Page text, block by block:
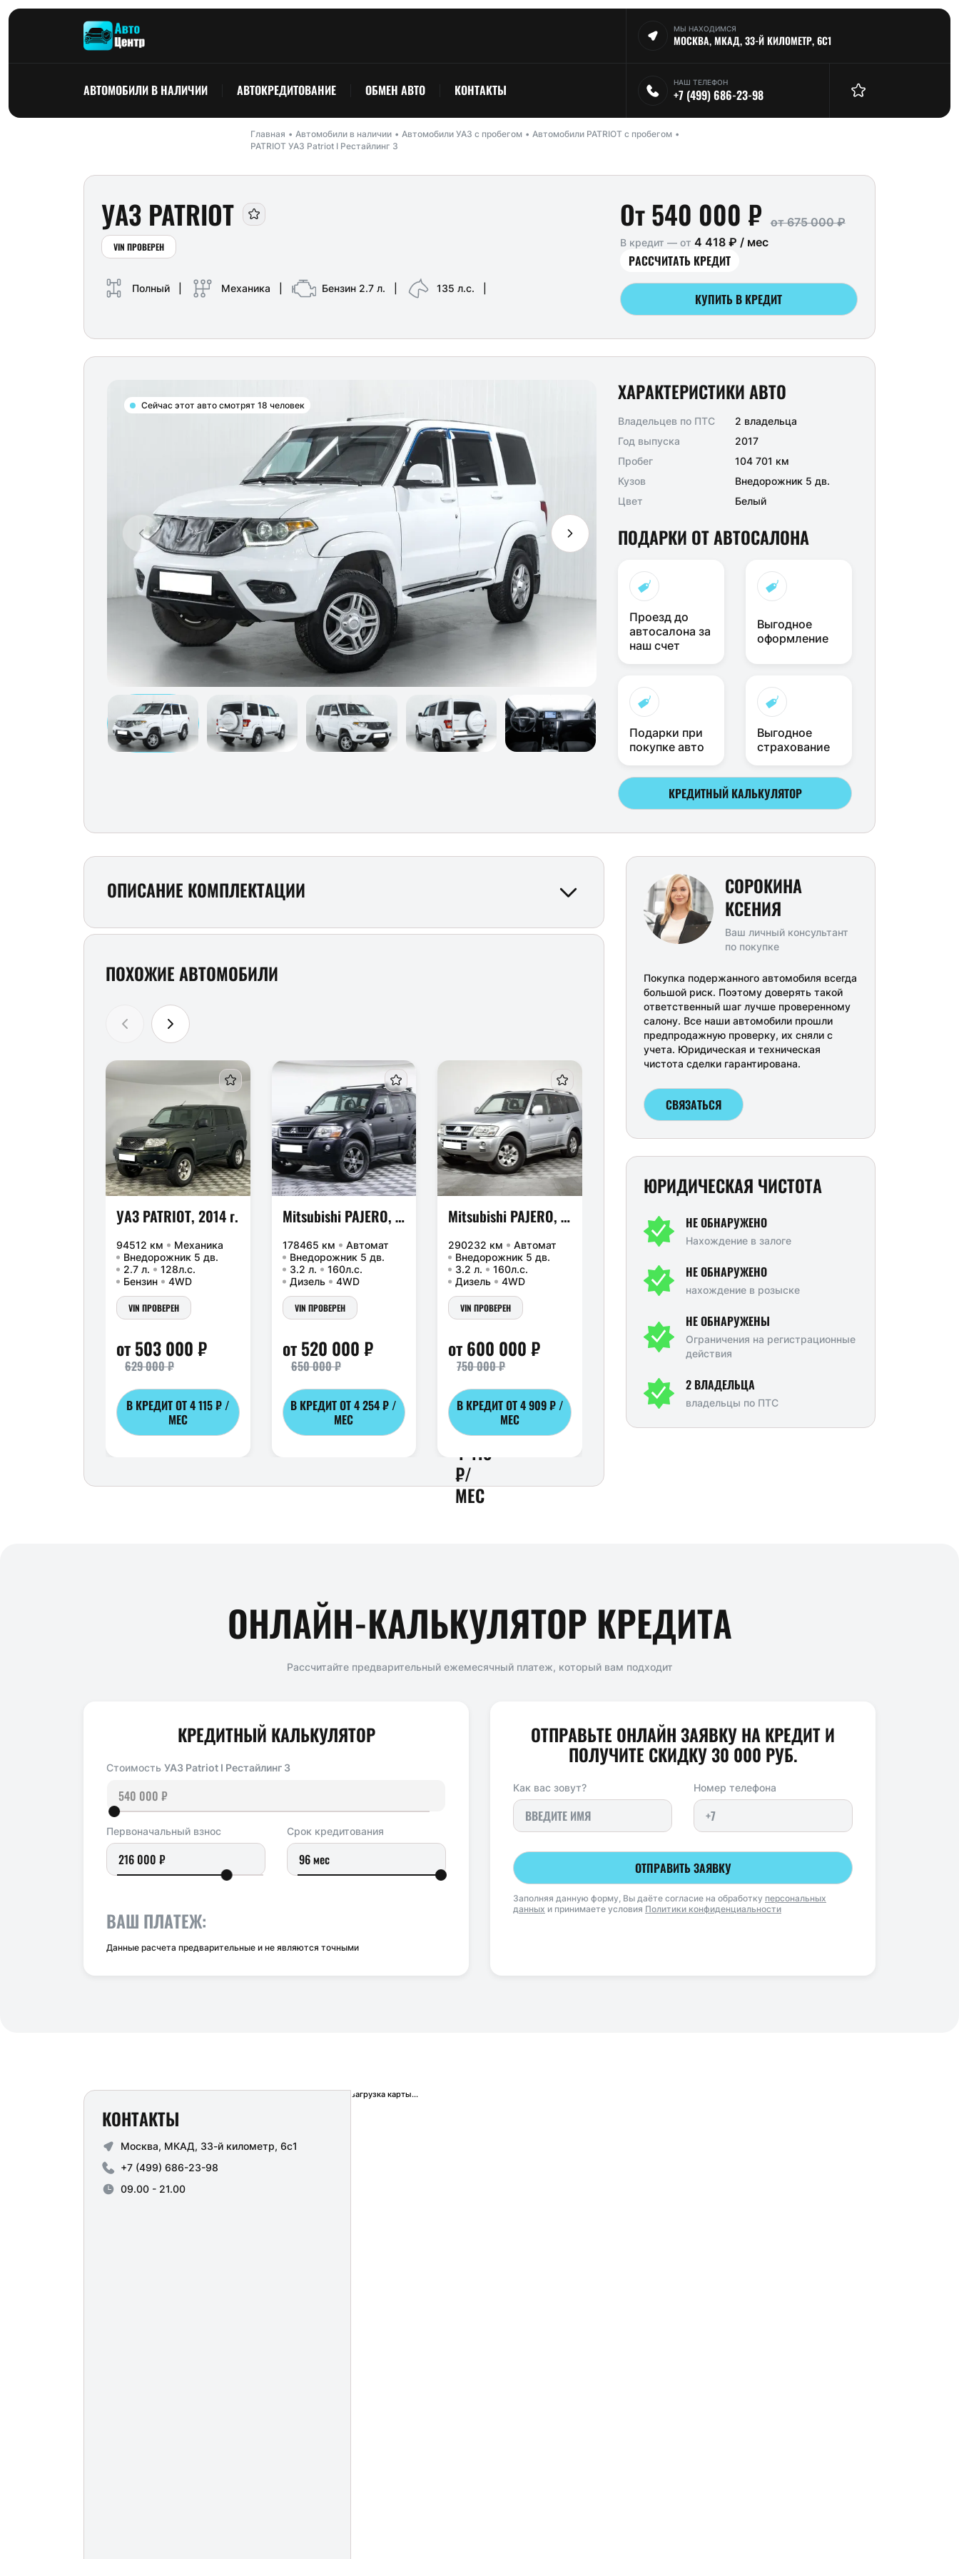
МЫ НАХОДИМСЯ
МОСКВА, МКАД, 33-Й КИЛОМЕТР, 6С1
АВТОМОБИЛИ В НАЛИЧИИ АВТОКРЕДИТОВАНИЕ ОБМЕН АВТО КОНТАКТЫ НАШ ТЕЛЕФОН
+7 (499) 686-23-98
Главная Автомобили в наличии Автомобили УАЗ с пробегом
Автомобили PATRIOT с пробегом
PATRIOT УАЗ Patriot I Рестайлинг 3
УАЗ PATRIOT
VIN ПРОВЕРЕН
Полный Механика Бензин 2.7 л. 135 л.с.
От 540 000 ₽ от 675 000 ₽
В кредит — от 4 418 ₽ / мес
РАССЧИТАТЬ КРЕДИТ
КУПИТЬ В КРЕДИТ
Сейчас этот авто смотрят 18 человек
ХАРАКТЕРИСТИКИ АВТО
Владельцев по ПТС
2 владельца
Год выпуска
2017
Пробег
104 701 км
Кузов
Внедорожник 5 дв.
Цвет
Белый
ПОДАРКИ ОТ АВТОСАЛОНА
Проезд до
автосалона за
наш счет
Выгодное
оформление
Подарки при
покупке авто
Выгодное
страхование
КРЕДИТНЫЙ КАЛЬКУЛЯТОР
ОПИСАНИЕ КОМПЛЕКТАЦИИ
ПОХОЖИЕ АВТОМОБИЛИ
УАЗ PATRIOT, 2014 г.
94512 км
Механика
Внедорожник 5 дв.
2.7 л.
128л.с.
Бензин
4WD
VIN ПРОВЕРЕН
от 503 000 ₽
629 000 ₽
В КРЕДИТ ОТ4 115 ₽ /
МЕС
Mitsubishi PAJERO, 2005 г.
178465 км
Автомат
Внедорожник 5 дв.
3.2 л.
160л.с.
Дизель
4WD
VIN ПРОВЕРЕН
от 520 000 ₽
650 000 ₽
В КРЕДИТ ОТ4 254 ₽ /
МЕС
Mitsubishi PAJERO, 2005 г.
290232 км
Автомат
Внедорожник 5 дв.
3.2 л.
160л.с.
Дизель
4WD
VIN ПРОВЕРЕН
от 600 000 ₽
750 000 ₽
В КРЕДИТ ОТ4 909 ₽ /
МЕС
Great Wall Hover H5, 2013 г.
150000 км
Механика
2.0 л.
127л.с.
Бензин
4WD
от 592 000 ₽
В КРЕДИТ ОТ 4 843 ₽ /
176352 км
от 600 000 ₽
СОРОКИНА
КСЕНИЯ
Ваш личный консультант
по покупке
Покупка подержанного автомобиля всегда
большой риск. Поэтому доверять такой
ответственный шаг лучше проверенному
салону. Все наши автомобили прошли
предпродажную проверку, их сняли с
учета. Юридическая и техническая
чистота сделки гарантирована.
СВЯЗАТЬСЯ
ЮРИДИЧЕСКАЯ ЧИСТОТА
НЕ ОБНАРУЖЕНО
Нахождение в залоге
НЕ ОБНАРУЖЕНО
нахождение в розыске
НЕ ОБНАРУЖЕНЫ
Ограничения на регистрационные
действия
2 ВЛАДЕЛЬЦА
владельцы по ПТС
ОНЛАЙН-КАЛЬКУЛЯТОР КРЕДИТА
Рассчитайте предварительный ежемесячный платеж, который вам подходит
КРЕДИТНЫЙ КАЛЬКУЛЯТОР
Стоимость УАЗ Patriot I Рестайлинг 3
Первоначальный взнос Срок кредитования
ВАШ ПЛАТЕЖ:
ОТ
4 418
₽/
МЕС
Данные расчета предварительные и не являются точными
ОТПРАВЬТЕ ОНЛАЙН ЗАЯВКУ НА КРЕДИТ И
ПОЛУЧИТЕ СКИДКУ 30 000 РУБ.
Как вас зовут? Номер телефона
ОТПРАВИТЬ ЗАЯВКУ
Заполняя данную форму, Вы даёте согласие на обработку персональных
данных и принимаете условия Политики конфиденциальности
КОНТАКТЫ
Москва, МКАД, 33-й километр, 6с1
+7 (499) 686-23-98
09.00 - 21.00
загрузка карты...